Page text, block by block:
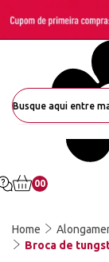
00
Home
Broca de